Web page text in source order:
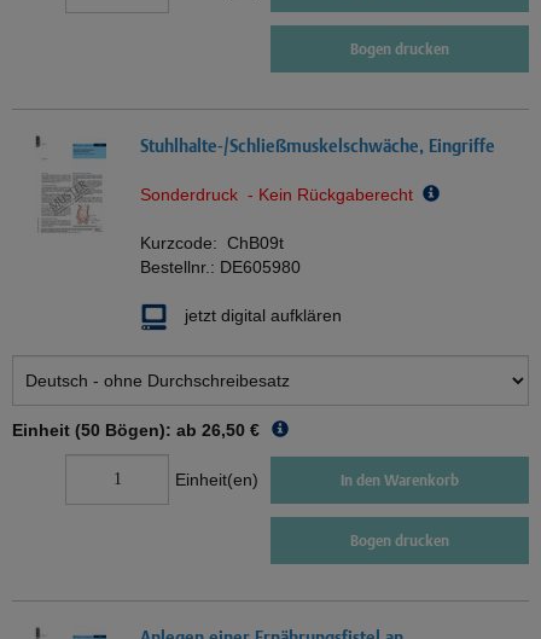
Bogen drucken
Stuhlhalte-/Schließmuskelschwäche, Eingriffe
Sonderdruck - Kein Rückgaberecht
Kurzcode: ChB09t
Bestellnr.: DE605980
jetzt digital aufklären
Einheit (50 Bögen): ab 26,50 €
Einheit(en) In den Warenkorb
Bogen drucken